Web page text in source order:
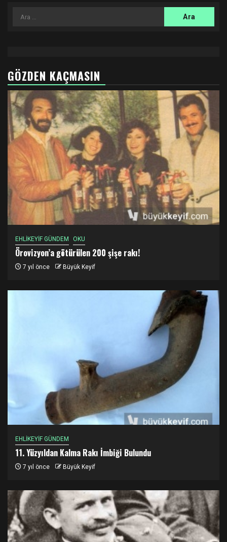
Arama:
GÖZDEN KAÇMASIN
EHLİKEYİF GÜNDEM OKU
Örovizyon’a götürülen 200 şişe rakı!
7 yıl önce Büyük Keyif
EHLİKEYİF GÜNDEM
11. Yüzyıldan Kalma Rakı İmbiği Bulundu
7 yıl önce Büyük Keyif